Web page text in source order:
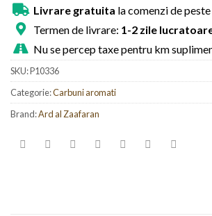
Livrare gratuita la comenzi de
Termen de livrare: 1-2 zile
Nu se percep taxe pentru km
SKU:P10336
Categorie:Carbuni aromati
Brand:Ard al Zaafaran